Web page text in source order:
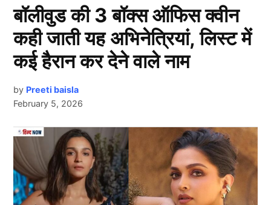
Rahmanullah Gumbaz ने विराट-
रोहित को लेकर दिया बयान
Rahmanullah Gumbaz
Next Article
बॉलीवुड की 3 बॉक्स ऑफिस क्वीन
कही जाती यह अभिनेत्रियां, लिस्ट में
कई हैरान कर देने वाले नाम
by Preeti baisla
February 5, 2026